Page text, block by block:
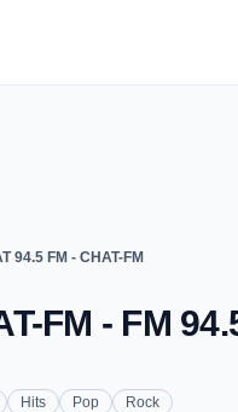
94.5 FM - CHAT-FM
FM - FM
Hits Pop Rock